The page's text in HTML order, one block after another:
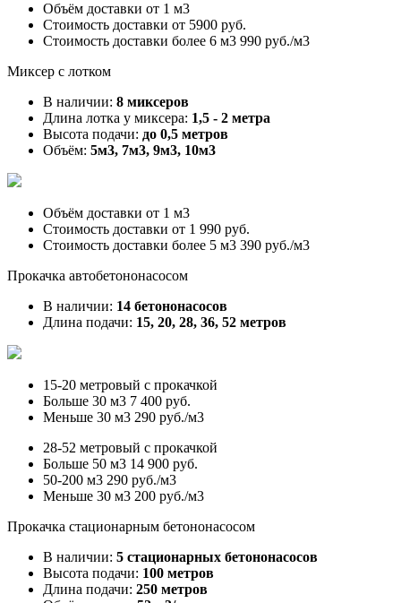
Объём доставки от 1 м3
Стоимость доставки от 5900 руб.
Стоимость доставки более 6 м3 990 руб./м3
Миксер с лотком
В наличии: 8 миксеров
Длина лотка у миксера: 1,5 - 2 метра
Высота подачи: до 0,5 метров
Объём: 5м3, 7м3, 9м3, 10м3
Объём доставки от 1 м3
Стоимость доставки от 1 990 руб.
Стоимость доставки более 5 м3 390 руб./м3
Прокачка автобетононасосом
В наличии: 14 бетононасосов
Длина подачи: 15, 20, 28, 36, 52 метров
15-20 метровый с прокачкой
Больше 30 м3 7 400 руб.
Меньше 30 м3 290 руб./м3
28-52 метровый с прокачкой
Больше 50 м3 14 900 руб.
50-200 м3 290 руб./м3
Меньше 30 м3 200 руб./м3
Прокачка стационарным бетононасосом
В наличии: 5 стационарных бетононасосов
Высота подачи: 100 метров
Длина подачи: 250 метров